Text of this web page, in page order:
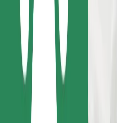
Bolt Food
Para propietarios de flota
Para restaurantes
Bolt para empresas
Otros
Proveedores
Términos y Condiciones